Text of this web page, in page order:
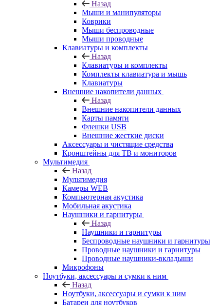
Назад
Мыши и манипуляторы
Коврики
Мыши беспроводные
Мыши проводные
Клавиатуры и комплекты
Назад
Клавиатуры и комплекты
Комплекты клавиатура и мышь
Клавиатуры
Внешние накопители данных
Назад
Внешние накопители данных
Карты памяти
Флешки USB
Внешние жесткие диски
Аксессуары и чистящие средства
Кронштейны для ТВ и мониторов
Мультимедия
Назад
Мультимедия
Камеры WEB
Компьютерная акустика
Мобильная акустика
Наушники и гарнитуры
Назад
Наушники и гарнитуры
Беспроводные наушники и гарнитуры
Проводные наушники и гарнитуры
Проводные наушники-вкладыши
Микрофоны
Ноутбуки, аксессуары и сумки к ним
Назад
Ноутбуки, аксессуары и сумки к ним
Батареи для ноутбуков